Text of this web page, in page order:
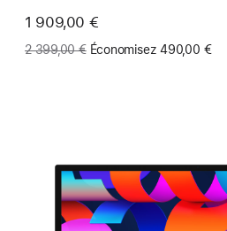
Maintenant
1 909,00 €
Ancien
2 399,00 € Économisez 490,00 €